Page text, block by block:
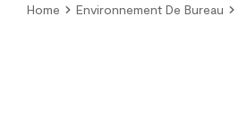
Home Environnement De Bureau